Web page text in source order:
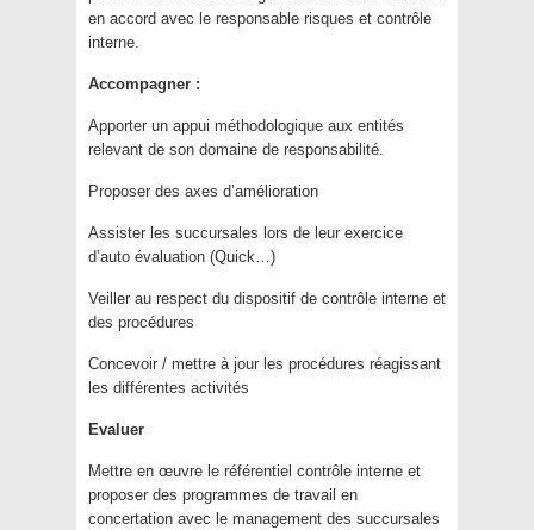
en accord avec le responsable risques et contrôle
interne.
Accompagner :
Apporter un appui méthodologique aux entités
relevant de son domaine de responsabilité.
Proposer des axes d’amélioration
Assister les succursales lors de leur exercice
d’auto évaluation (Quick…)
Veiller au respect du dispositif de contrôle interne et
des procédures
Concevoir / mettre à jour les procédures réagissant
les différentes activités
Evaluer
Mettre en œuvre le référentiel contrôle interne et
proposer des programmes de travail en
concertation avec le management des succursales